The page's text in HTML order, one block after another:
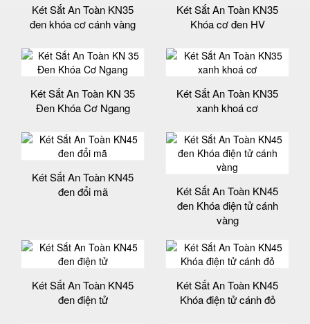
Két Sắt An Toàn KN35
đen khóa cơ cánh vàng
Két Sắt An Toàn KN35
Khóa cơ đen HV
Két Sắt An Toàn KN 35
Đen Khóa Cơ Ngang
Két Sắt An Toàn KN35
xanh khoá cơ
Két Sắt An Toàn KN45
đen đổi mã
Két Sắt An Toàn KN45
đen Khóa điện tử cánh
vàng
Két Sắt An Toàn KN45
đen điện tử
Két Sắt An Toàn KN45
Khóa điện tử cánh đỏ